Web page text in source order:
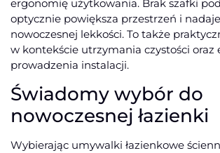
ergonomię użytkowania. Brak szafki
optycznie powiększa przestrzeń i
nowoczesnej lekkości. To także
w kontekście utrzymania czystości oraz
prowadzenia instalacji.
Świadomy wybór do
nowoczesnej łazienki
Wybierając umywalki łazienkowe